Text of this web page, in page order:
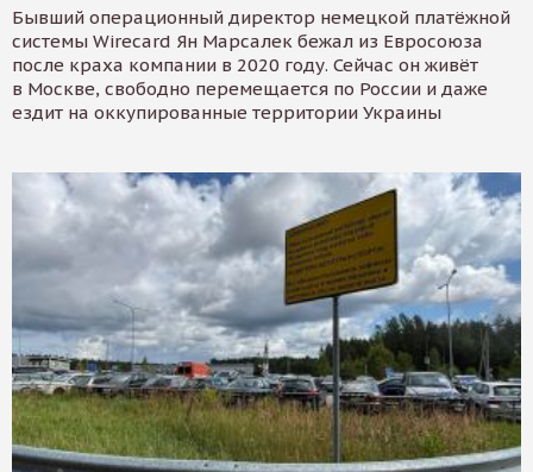
Бывший операционный директор немецкой платёжной
системы Wirecard Ян Марсалек бежал из Евросоюза
после краха компании в 2020 году. Сейчас он живёт
в Москве, свободно перемещается по России и даже
ездит на оккупированные территории Украины